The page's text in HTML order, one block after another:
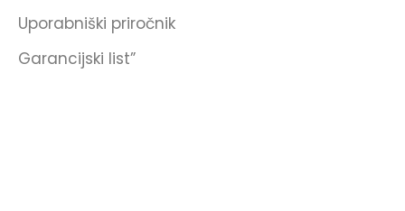
Uporabniški priročnik
Garancijski list”